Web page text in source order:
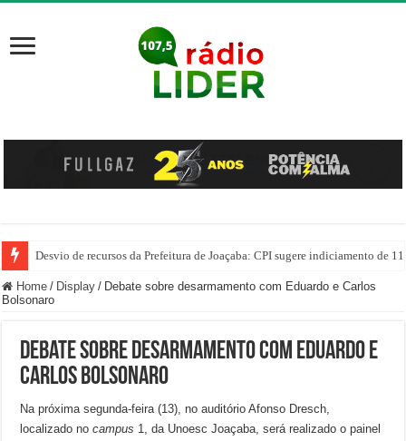
Desvio de recursos da Prefeitura de Joaçaba: CPI sugere indiciamento de 11
PM prende homem por agredir companheira e apreende quase 1 kg de
Home / Display / Debate sobre desarmamento com Eduardo e Carlos
Bolsonaro
Debate sobre desarmamento com Eduardo e
Carlos Bolsonaro
Na próxima segunda-feira (13), no auditório Afonso Dresch,
localizado nocampus 1, da Unoesc Joaçaba, será realizado o painel